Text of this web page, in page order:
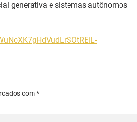
generativa e sistemas autônomos
com *